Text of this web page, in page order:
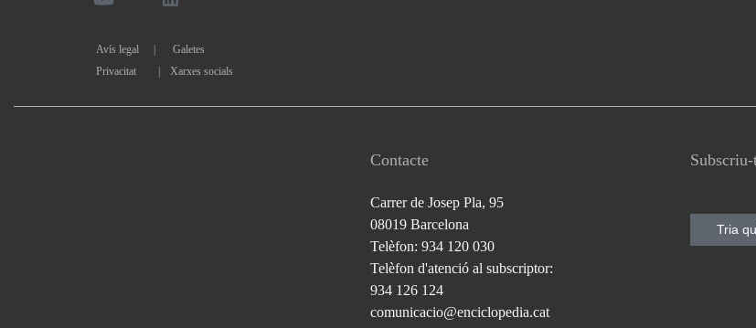
Avís legal
Galetes
Privacitat
| Xarxes socials
Contacte
Carrer de Josep Pla, 95
08019 Barcelona
Telèfon: 934 120 030
Telèfon d'atenció al subscriptor:
934 126 124
comunicacio@enciclopedia.cat
Tria